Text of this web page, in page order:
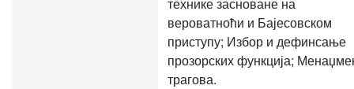
вероватноћи и Бајесовском
приступу; Избор и дефинсање
прозорских функција;
трагова.